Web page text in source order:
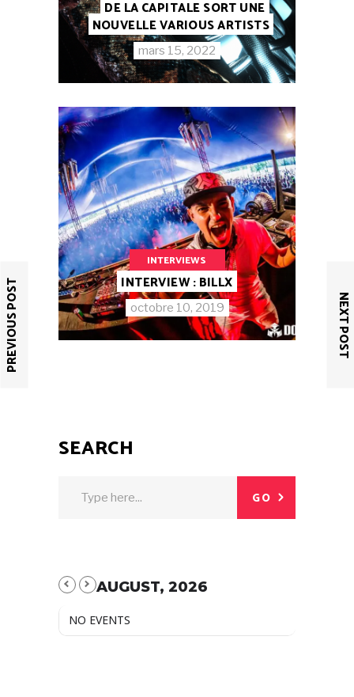
PREVIOUS POST NEXT POST
DE LA CAPITALE SORT UNE
NOUVELLE VARIOUS ARTISTS
mars 15, 2022
INTERVIEWS
INTERVIEW : BILLX
octobre 10, 2019
SEARCH
GO
AUGUST, 2026
NO EVENTS